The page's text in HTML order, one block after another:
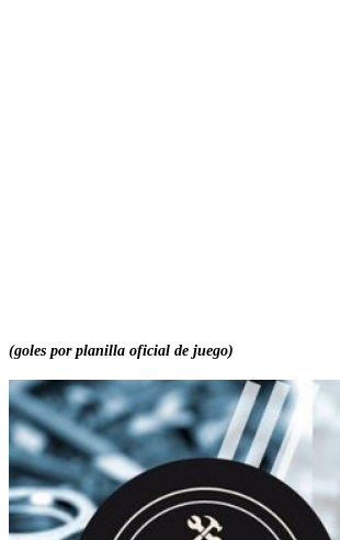
(goles por planilla oficial de juego)